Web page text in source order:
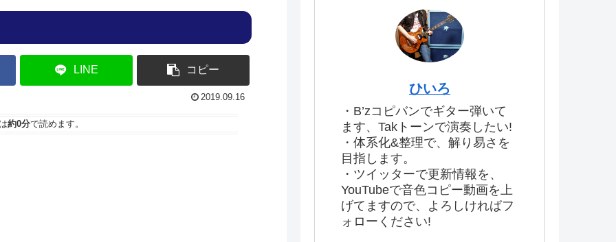
LINE コピー
2019.09.16
約0分で読めます。
ひいろ
・B’zコピバンでギター弾いて
ます、Takトーンで演奏したい!
・体系化&整理で、解り易さを
目指します。
・ツイッターで更新情報を、
YouTubeで音色コピー動画を上
げてますので、よろしければフ
ォローください!